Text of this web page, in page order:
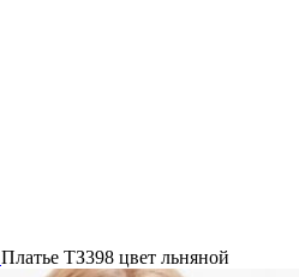
Платье ТЗ398 цвет льняной